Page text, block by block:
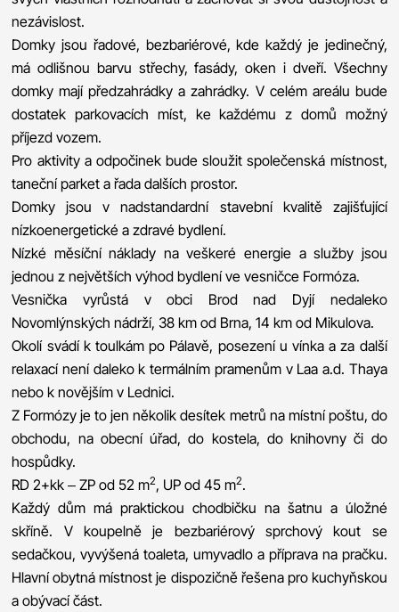
nezávislost.
Domky jsou řadové, bezbariérové, kde každý je jedinečný,
má odlišnou barvu střechy, fasády, oken i dveří. Všechny
domky mají předzahrádky a zahrádky. V celém areálu bude
dostatek parkovacích míst, ke každému z domů možný
příjezd vozem.
Pro aktivity a odpočinek bude sloužit společenská místnost,
taneční parket a řada dalších prostor.
Domky jsou v nadstandardní stavební kvalitě zajišťující
nízkoenergetické a zdravé bydlení.
Nízké měsíční náklady na veškeré energie a služby jsou
jednou z největších výhod bydlení ve vesničce Formóza.
Vesnička vyrůstá v obci Brod nad Dyjí nedaleko
Novomlýnských nádrží, 38 km od Brna, 14 km od Mikulova.
Okolí svádí k toulkám po Pálavě, posezení u vínka a za další
relaxací není daleko k termálním pramenům v Laa a.d. Thaya
nebo k novějším v Lednici.
Z Formózy je to jen několik desítek metrů na místní poštu, do
obchodu, na obecní úřad, do kostela, do knihovny či do
hospůdky.
RD 2+kk – ZP od 52 m2, UP od 45 m2.
Každý dům má praktickou chodbičku na šatnu a úložné
skříně. V koupelně je bezbariérový sprchový kout se
sedačkou, vyvýšená toaleta, umyvadlo a příprava na pračku.
Hlavní obytná místnost je dispozičně řešena pro kuchyňskou
a obývací část.